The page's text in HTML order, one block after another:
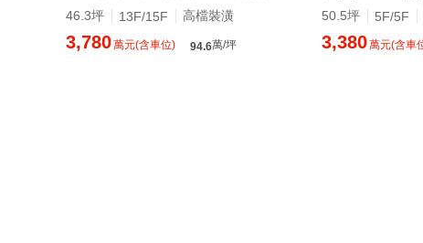
46.3坪 13F/15F 高檔裝潢
3,780萬元(含車位) 94.6萬/坪
50.5坪 5F/5F
3,380萬元(含車